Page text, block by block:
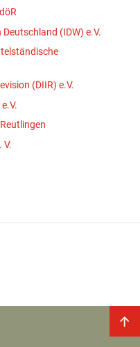
(IDW) e.V.
(DIIR) e.V.
V.